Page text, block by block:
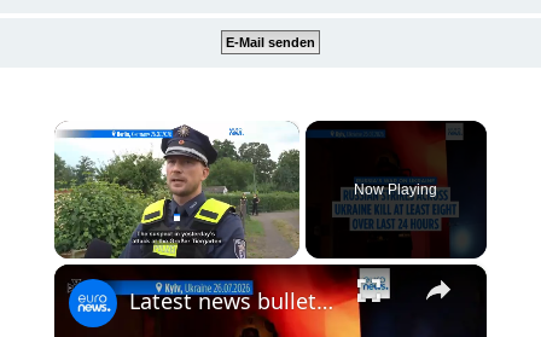
×
Now Playing
×
Latest news bulletin | July 27th, 2026 – Morning